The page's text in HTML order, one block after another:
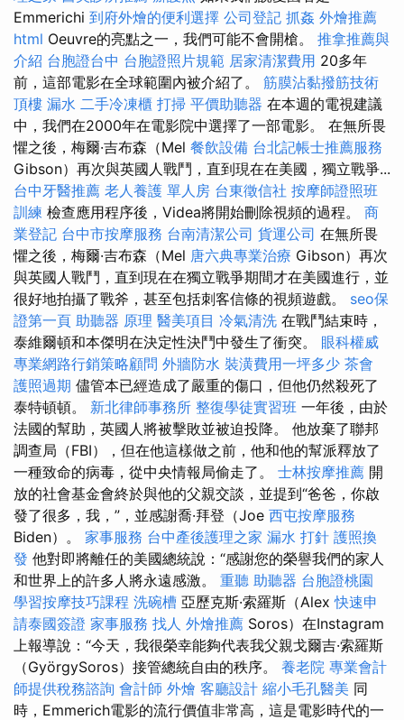
Emmerichi 到府外燴的便利選擇 公司登記 抓姦 外燴推薦
html Oeuvre的亮點之一，我們可能不會開槍。 推拿推薦與
介紹 台胞證台中 台胞證照片規範 居家清潔費用 20多年
前，這部電影在全球範圍內被介紹了。 筋膜沾黏撥筋技術
頂樓 漏水 二手冷凍櫃 打掃 平價助聽器 在本週的電視建議
中，我們在2000年在電影院中選擇了一部電影。 在無所畏
懼之後，梅爾·吉布森（Mel 餐飲設備 台北記帳士推薦服務
Gibson）再次與英國人戰鬥，直到現在在美國，獨立戰爭...
台中牙醫推薦 老人養護 單人房 台東徵信社 按摩師證照班
訓練 檢查應用程序後，Videa將開始刪除視頻的過程。 商
業登記 台中市按摩服務 台南清潔公司 貨運公司 在無所畏
懼之後，梅爾·吉布森（Mel 唐六典專業治療 Gibson）再次
與英國人戰鬥，直到現在在獨立戰爭期間才在美國進行，並
很好地拍攝了戰斧，甚至包括刺客信條的視頻遊戲。 seo保
證第一頁 助聽器 原理 醫美項目 冷氣清洗 在戰鬥結束時，
泰維爾頓和本傑明在決定性決鬥中發生了衝突。 眼科權威
專業網路行銷策略顧問 外牆防水 裝潢費用一坪多少 茶會
護照過期 儘管本已經造成了嚴重的傷口，但他仍然殺死了
泰特頓頓。 新北律師事務所 整復學徒實習班 一年後，由於
法國的幫助，英國人將被擊敗並被迫投降。 他放棄了聯邦
調查局（FBI），但在他這樣做之前，他和他的幫派釋放了
一種致命的病毒，從中央情報局偷走了。 士林按摩推薦 開
放的社會基金會終於與他的父親交談，並提到“爸爸，你啟
發了很多，我，”，並感謝喬·拜登（Joe 西屯按摩服務
Biden）。 家事服務 台中產後護理之家 漏水 打針 護照換
發 他對即將離任的美國總統說：“感謝您的榮譽我們的家人
和世界上的許多人將永遠感激。 重聽 助聽器 台胞證桃園
學習按摩技巧課程 洗碗槽 亞歷克斯·索羅斯（Alex快速申
請泰國簽證 家事服務 找人 外燴推薦 Soros）在Instagram
上報導說：“今天，我很榮幸能夠代表我父親戈爾吉·索羅斯
（GyörgySoros）接管總統自由的秩序。 養老院 專業會計
師提供稅務諮詢 會計師 外燴 客廳設計 縮小毛孔醫美 同
時，Emmerich電影的流行價值非常高，這是電影時代的一